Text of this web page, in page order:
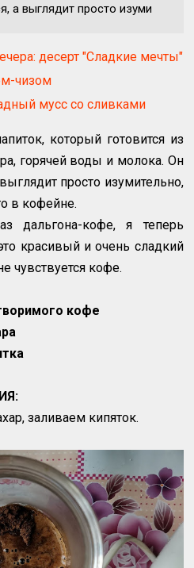
а выглядит просто изуми
десерт "Сладкие мечты"
чизом
мусс со сливками
который готовится из
горячей воды и молока. Он
просто изумительно,
в кофейне.
дальгона-кофе, я теперь
красивый и очень сладкий
чувствуется кофе.
кофе
заливаем кипяток.